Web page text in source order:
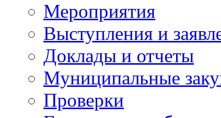
Мероприятия
Выступления и
Доклады и отчеты
Муниципальные
Проверки